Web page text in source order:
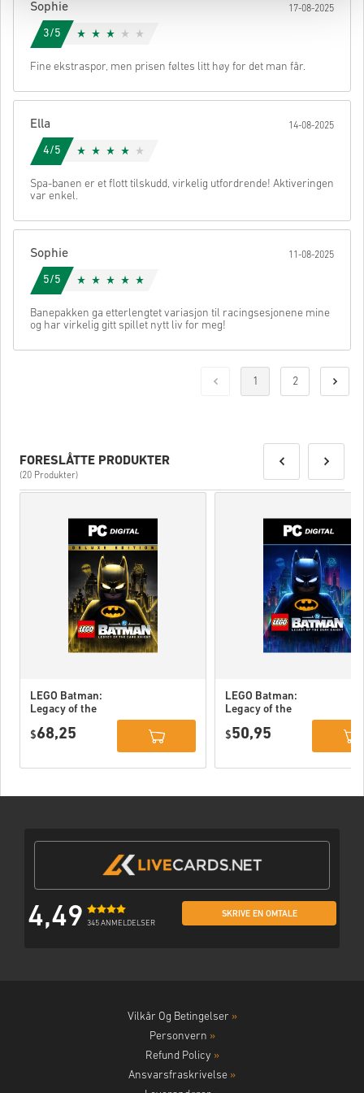
Sophie 17-08-2025
3/5
Fine ekstraspor, men prisen føltes litt høy for det man får.
Ella 14-08-2025
4/5
Spa-banen er et flott tilskudd, virkelig utfordrende! Aktiveringen
var enkel.
Sophie 11-08-2025
5/5
Banepakken ga etterlengtet variasjon til racingsesjonene mine
og har virkelig gitt spillet nytt liv for meg!
1 2
FORESLÅTTE PRODUKTER
(20 Produkter)
LEGO Batman:
Legacy of the
Deluxe Edition
$68,25
LEGO Batman:
Legacy of the
(STEAM) EU
$50,95
4,49 345 ANMELDELSER
SKRIVE EN OMTALE
Vilkår Og Betingelser »
Personvern »
Refund Policy »
Ansvarsfraskrivelse »